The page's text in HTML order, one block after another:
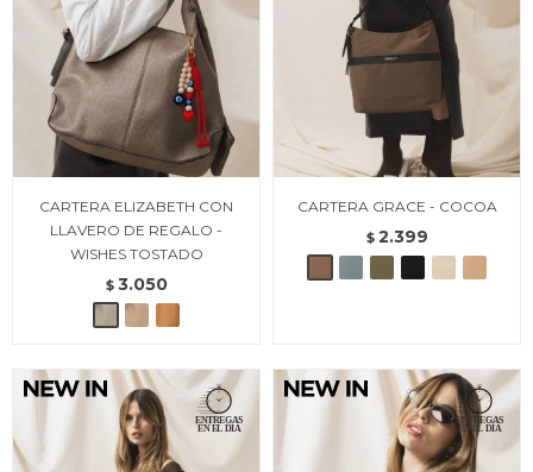
CARTERA ELIZABETH CON
LLAVERO DE REGALO -
WISHES TOSTADO
$ 3.050
CARTERA GRACE - COCOA
$ 2.399